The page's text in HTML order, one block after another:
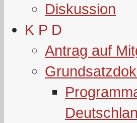
Diskussion
K P D
Antrag auf